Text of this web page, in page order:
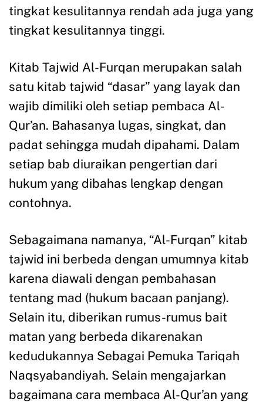
tingkat kesulitannya rendah ada juga yang
tingkat kesulitannya tinggi.
Kitab Tajwid Al-Furqan merupakan salah
satu kitab tajwid “dasar” yang layak dan
wajib dimiliki oleh setiap pembaca Al-
Qur’an. Bahasanya lugas, singkat, dan
padat sehingga mudah dipahami. Dalam
setiap bab diuraikan pengertian dari
hukum yang dibahas lengkap dengan
contohnya.
Sebagaimana namanya, “Al-Furqan” kitab
tajwid ini berbeda dengan umumnya kitab
karena diawali dengan pembahasan
tentang mad (hukum bacaan panjang).
Selain itu, diberikan rumus-rumus bait
matan yang berbeda dikarenakan
kedudukannya Sebagai Pemuka Tariqah
Naqsyabandiyah. Selain mengajarkan
bagaimana cara membaca Al-Qur’an yang